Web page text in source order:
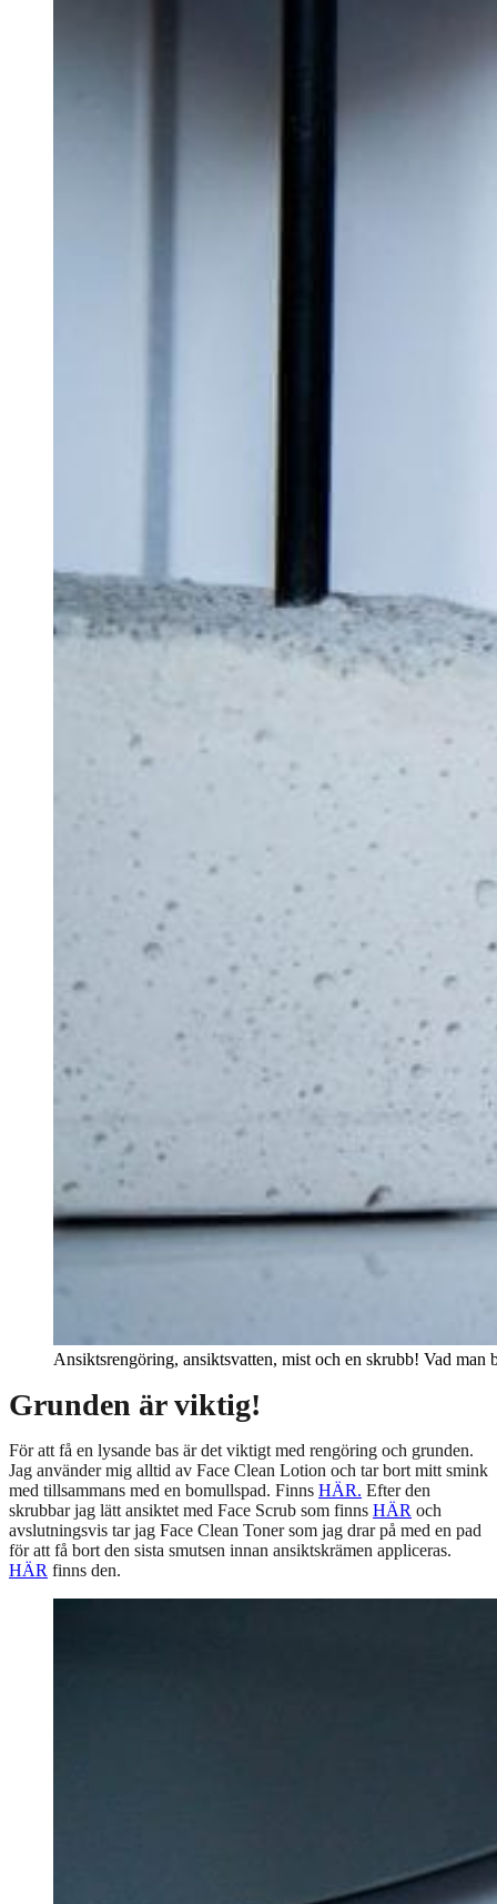
Ansiktsrengöring, ansiktsvatten, mist och en skrubb! Vad man
Grunden är viktig!
För att få en lysande bas är det viktigt med rengöring och grunden.
Jag använder mig alltid av Face Clean Lotion och tar bort mitt smink
med tillsammans med en bomullspad. Finns HÄR. Efter den
skrubbar jag lätt ansiktet med Face Scrub som finns HÄR och
avslutningsvis tar jag Face Clean Toner som jag drar på med en pad
för att få bort den sista smutsen innan ansiktskrämen appliceras.
HÄR finns den.